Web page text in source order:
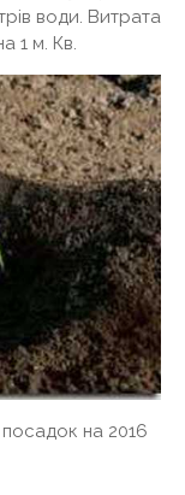
води. Витрата
1 м. Кв.
на 2016